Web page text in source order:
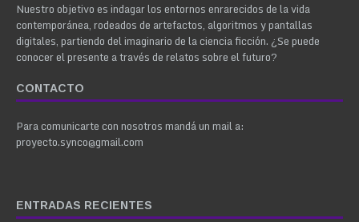
Nuestro objetivo es indagar los entornos enrarecidos de la vida
contemporánea, rodeados de artefactos, algoritmos y pantallas
digitales, partiendo del imaginario de la ciencia ficción. ¿Se puede
conocer el presente a través de relatos sobre el futuro?
CONTACTO
Para comunicarte con nosotros mandá un mail a:
proyecto.synco@gmail.com
ENTRADAS RECIENTES